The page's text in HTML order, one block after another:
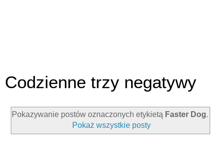
Codzienne trzy negatywy
Pokazywanie postów oznaczonych etykietą Faster Dog.
Pokaż wszystkie posty